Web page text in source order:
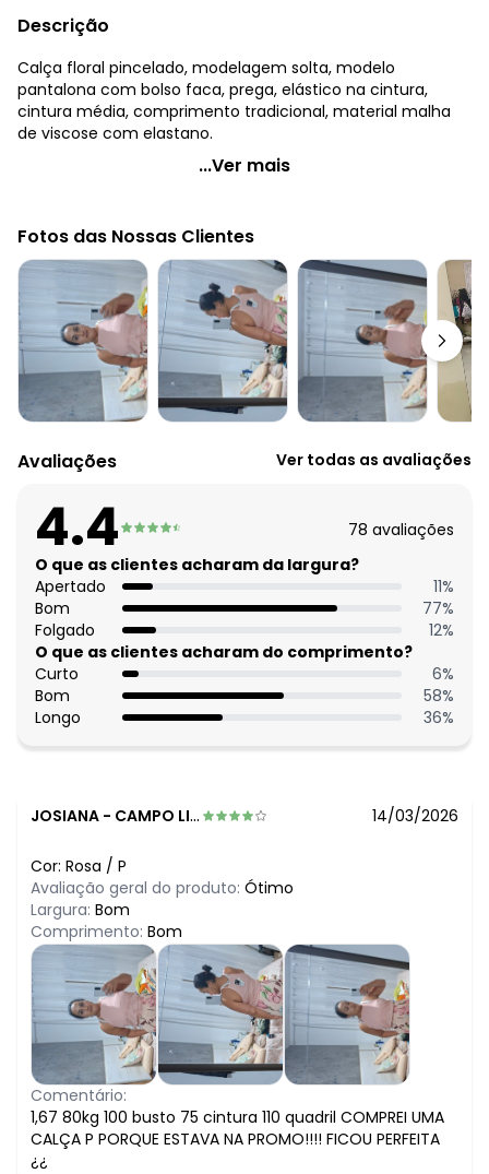
Descrição
Calça floral pincelado, modelagem solta, modelo
pantalona com bolso faca, prega, elástico na cintura,
cintura média, comprimento tradicional, material malha
de viscose com elastano.
Quintess - Calça Floral Pincelado em Malha de Viscose
Modelagem: Solta
Modelo: Pantalona
Complemento: Bolso faca;Prega;Elástico na cintura;
Cintura: Alta
Comprimento: Tradicional
Material: Malha de Viscose com Elastano
Estação: Ano Inteiro
Situação de Uso: A - Recorrente
Composição Material: 96% Viscose, 4% Elastano
O preço apresentado abaixo é o menor oferecido em
agosto/2026
N/D*
julho/2026 N/D*
junho/2026
maio/2026 N/D*
abril/2026 R$ 78,99
março/2026 N/D*
fevereiro/2026
...Ver mais
Fotos das Nossas Clientes
Avaliações Ver todas as avaliações
4.4 78 avaliações
O que as clientes acharam da largura?
Apertado
11%
Bom
77%
Folgado
12%
O que as clientes acharam do comprimento?
Curto
6%
Bom
58%
Longo
36%
JOSIANA - CAMPO LIMPO PAULISTA - SP 14/03/2026
Cor: Rosa / P
Avaliação geral do produto: Ótimo
Largura: Bom
Comprimento: Bom
Comentário:
1,67 80kg 100 busto 75 cintura 110 quadril COMPREI UMA
CALÇA P PORQUE ESTAVA NA PROMO!!!! FICOU PERFEITA
¿¿